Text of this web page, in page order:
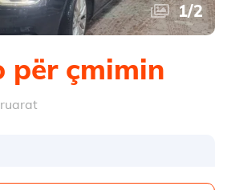
1/2
për çmimin